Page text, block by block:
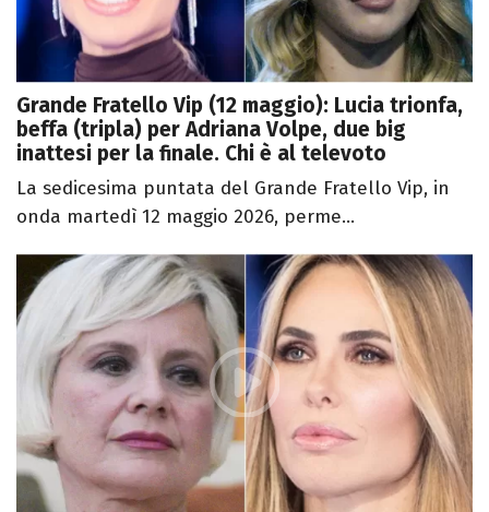
Grande Fratello Vip (12 maggio): Lucia trionfa,
beffa (tripla) per Adriana Volpe, due big
inattesi per la finale. Chi è al televoto
La sedicesima puntata del Grande Fratello Vip, in
onda martedì 12 maggio 2026, perme...